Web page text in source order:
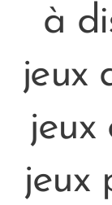
à
jeux
jeux
jeux